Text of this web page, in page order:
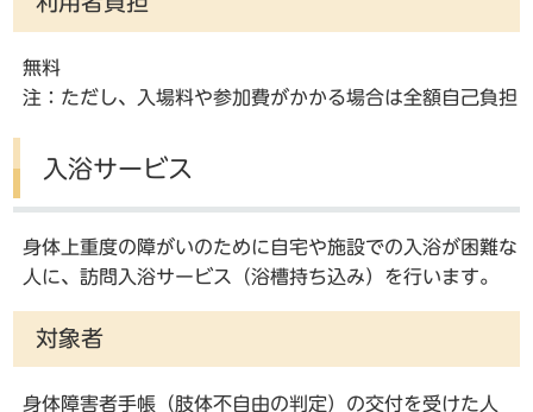
無料
注：ただし、入場料や参加費がかかる場合は全額自己負担
入浴サービス
身体上重度の障がいのために自宅や施設での入浴が困難な
人に、訪問入浴サービス（浴槽持ち込み）を行います。
対象者
身体障害者手帳（肢体不自由の判定）の交付を受けた人